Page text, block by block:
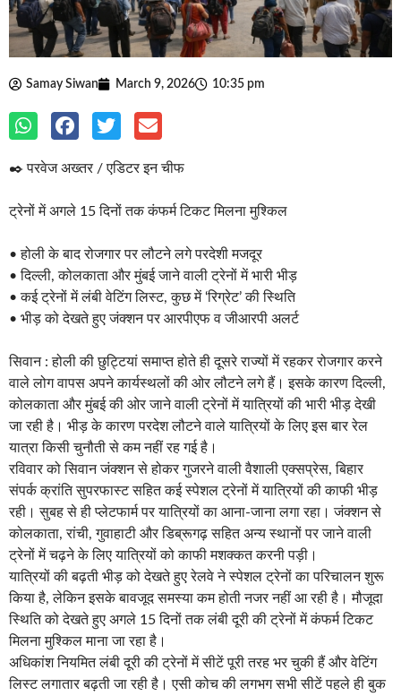
Samay Siwan March 9, 2026 10:35 pm
✒️ परवेज अख्तर / एडिटर इन चीफ
ट्रेनों में अगले 15 दिनों तक कंफर्म टिकट मिलना मुश्किल
• होली के बाद रोजगार पर लौटने लगे परदेशी मजदूर
• दिल्ली, कोलकाता और मुंबई जाने वाली ट्रेनों में भारी भीड़
• कई ट्रेनों में लंबी वेटिंग लिस्ट, कुछ में ‘रिग्रेट’ की स्थिति
• भीड़ को देखते हुए जंक्शन पर आरपीएफ व जीआरपी अलर्ट
सिवान : होली की छुट्टियां समाप्त होते ही दूसरे राज्यों में रहकर रोजगार करने
वाले लोग वापस अपने कार्यस्थलों की ओर लौटने लगे हैं। इसके कारण दिल्ली,
कोलकाता और मुंबई की ओर जाने वाली ट्रेनों में यात्रियों की भारी भीड़ देखी
जा रही है। भीड़ के कारण परदेश लौटने वाले यात्रियों के लिए इस बार रेल
यात्रा किसी चुनौती से कम नहीं रह गई है।
रविवार को सिवान जंक्शन से होकर गुजरने वाली वैशाली एक्सप्रेस, बिहार
संपर्क क्रांति सुपरफास्ट सहित कई स्पेशल ट्रेनों में यात्रियों की काफी भीड़
रही। सुबह से ही प्लेटफार्म पर यात्रियों का आना-जाना लगा रहा। जंक्शन से
कोलकाता, रांची, गुवाहाटी और डिब्रूगढ़ सहित अन्य स्थानों पर जाने वाली
ट्रेनों में चढ़ने के लिए यात्रियों को काफी मशक्कत करनी पड़ी।
यात्रियों की बढ़ती भीड़ को देखते हुए रेलवे ने स्पेशल ट्रेनों का परिचालन शुरू
किया है, लेकिन इसके बावजूद समस्या कम होती नजर नहीं आ रही है। मौजूदा
स्थिति को देखते हुए अगले 15 दिनों तक लंबी दूरी की ट्रेनों में कंफर्म टिकट
मिलना मुश्किल माना जा रहा है।
अधिकांश नियमित लंबी दूरी की ट्रेनों में सीटें पूरी तरह भर चुकी हैं और वेटिंग
लिस्ट लगातार बढ़ती जा रही है। एसी कोच की लगभग सभी सीटें पहले ही बुक